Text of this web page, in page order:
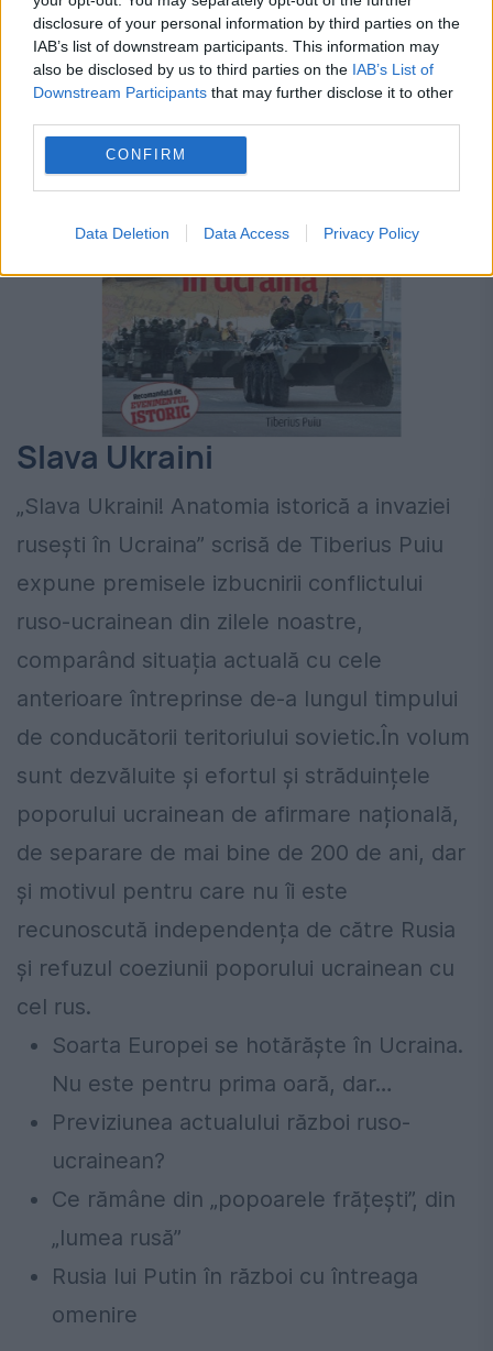
disclosure of your personal information by third parties on the
IAB’s list of downstream participants. This information may
also be disclosed by us to third parties on the IAB’s List of
Downstream Participants that may further disclose it to other
CONFIRM
Data Deletion Data Access Privacy Policy
Slava Ukraini
„Slava Ukraini! Anatomia istorică a invaziei
rusești în Ucraina” scrisă de Tiberius Puiu
expune premisele izbucnirii conflictului
ruso-ucrainean din zilele noastre,
comparând situația actuală cu cele
anterioare întreprinse de-a lungul timpului
de conducătorii teritoriului sovietic.În volum
sunt dezvăluite și efortul și străduințele
poporului ucrainean de afirmare națională,
de separare de mai bine de 200 de ani, dar
și motivul pentru care nu îi este
recunoscută independența de către Rusia
și refuzul coeziunii poporului ucrainean cu
cel rus.
Soarta Europei se hotărăște în Ucraina.
Nu este pentru prima oară, dar…
Previziunea actualului război ruso-
ucrainean?
Ce rămâne din „popoarele frățești”, din
„lumea rusă”
Rusia lui Putin în război cu întreaga
omenire